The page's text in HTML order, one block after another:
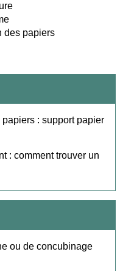
des papiers
: support papier
: comment trouver un
ou de concubinage